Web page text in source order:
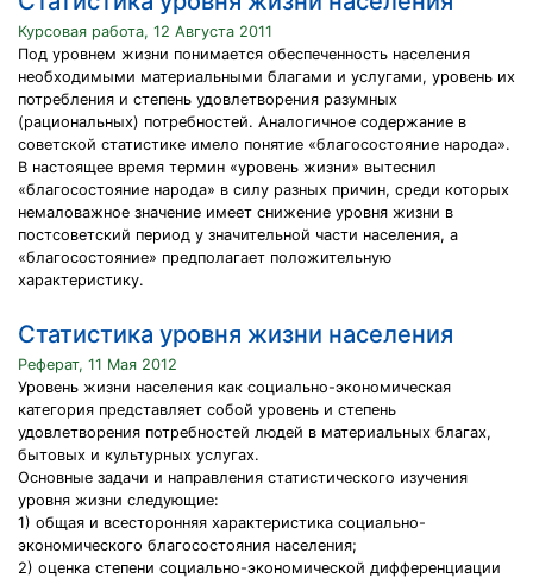
Курсовая работа, 12 Августа 2011
Под уровнем жизни понимается обеспеченность населения
необходимыми материальными благами и услугами, уровень их
потребления и степень удовлетворения разумных
(рациональных) потребностей. Аналогичное содержание в
советской статистике имело понятие «благосостояние народа».
В настоящее время термин «уровень жизни» вытеснил
«благосостояние народа» в силу разных причин, среди которых
немаловажное значение имеет снижение уровня жизни в
постсоветский период у значительной части населения, а
«благосостояние» предполагает положительную
характеристику.
Статистика уровня жизни населения
Реферат, 11 Мая 2012
Уровень жизни населения как социально-экономическая
категория представляет собой уровень и степень
удовлетворения потребностей людей в материальных благах,
бытовых и культурных услугах.
Основные задачи и направления статистического изучения
уровня жизни следующие:
1) общая и всесторонняя характеристика социально-
экономического благосостояния населения;
2) оценка степени социально-экономической дифференциации